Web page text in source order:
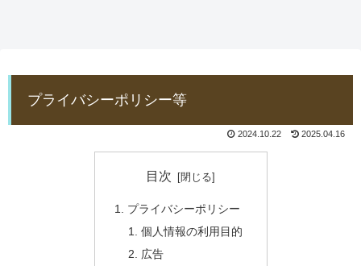
プライバシーポリシー等
2024.10.22 2025.04.16
目次
プライバシーポリシー
個人情報の利用目的
広告